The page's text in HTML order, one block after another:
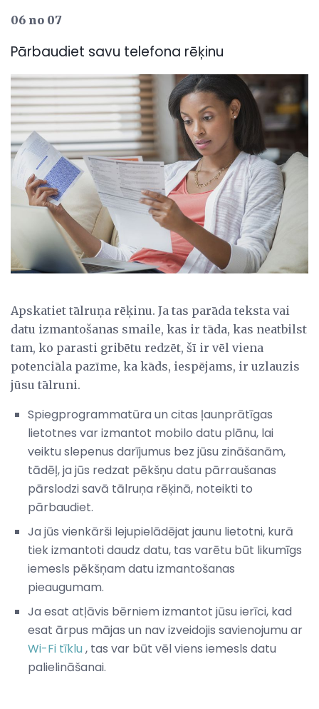
06 no 07
Pārbaudiet savu telefona rēķinu
Apskatiet tālruņa rēķinu. Ja tas parāda teksta vai
datu izmantošanas smaile, kas ir tāda, kas neatbilst
tam, ko parasti gribētu redzēt, šī ir vēl viena
potenciāla pazīme, ka kāds, iespējams, ir uzlauzis
jūsu tālruni.
Spiegprogrammatūra un citas ļaunprātīgas
lietotnes var izmantot mobilo datu plānu, lai
veiktu slepenus darījumus bez jūsu zināšanām,
tādēļ, ja jūs redzat pēkšņu datu pārraušanas
pārslodzi savā tālruņa rēķinā, noteikti to
pārbaudiet.
Ja jūs vienkārši lejupielādējat jaunu lietotni, kurā
tiek izmantoti daudz datu, tas varētu būt likumīgs
iemesls pēkšņam datu izmantošanas
pieaugumam.
Ja esat atļāvis bērniem izmantot jūsu ierīci, kad
esat ārpus mājas un nav izveidojis savienojumu ar
Wi-Fi tīklu, tas var būt vēl viens iemesls datu
palielināšanai.